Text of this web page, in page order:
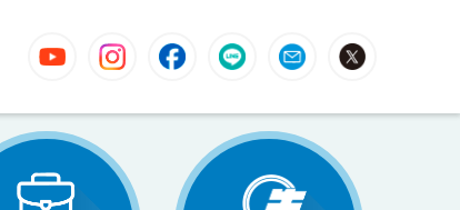
YouTube InstagramFacebookLINE Mail